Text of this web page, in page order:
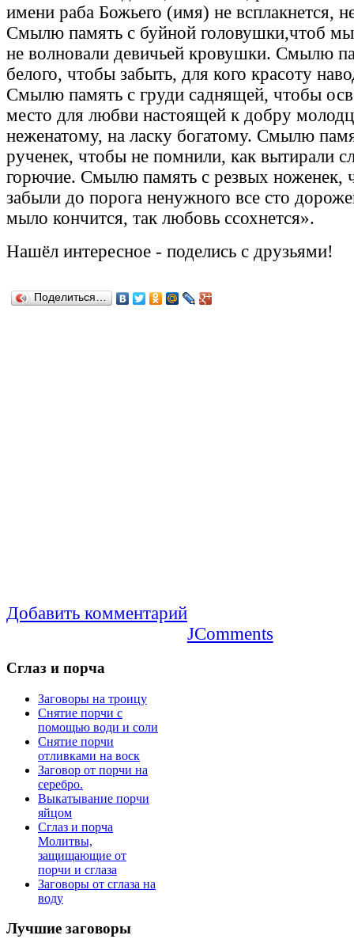
имени раба Божьего (имя) не всплакнется,
Смылю память с буйной головушки,чтоб
не волновали девичьей кровушки. Смылю
белого, чтобы забыть, для кого красоту
Смылю память с груди саднящей, чтобы
место для любви настоящей к добру
неженатому, на ласку богатому. Смылю
рученек, чтобы не помнили, как вытирали
горючие. Смылю память с резвых ноженек,
забыли до порога ненужного все сто
мыло кончится, так любовь ссохнется».
Нашёл интересное - поделись с друзьями!
Поделиться…
Добавить комментарий
JComments
Сглаз и порча
Заговоры на троицу
Снятие порчи с
помощью води и соли
Снятие порчи
отливками на воск
Заговор от порчи на
серебро.
Выкатывание порчи
яйцом
Сглаз и порча
Молитвы,
защищающие от
порчи и сглаза
Заговоры от сглаза на
воду
Лучшие заговоры